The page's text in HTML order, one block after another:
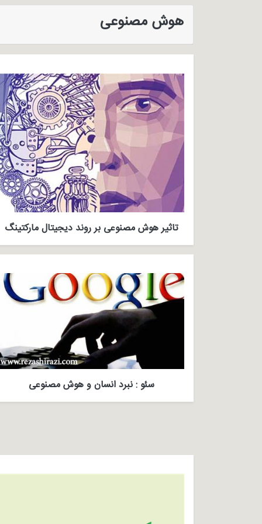
هوش مصنوعی
تاثیر هوش مصنوعی بر روند دیجیتال مارکتینگ
سئو : نبرد انسان و هوش مصنوعی